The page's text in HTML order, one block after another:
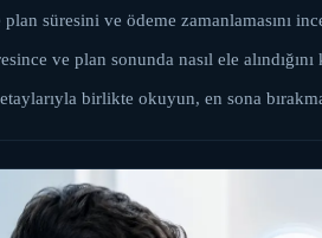
plan süresini ve ödeme zamanlamasını
ve plan sonunda nasıl ele
birlikte okuyun, en sona